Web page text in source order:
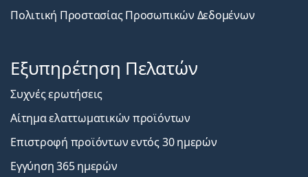
Πολιτική Προστασίας Προσωπικών Δεδομένων
Εξυπηρέτηση Πελατών
Συχνές ερωτήσεις
Αίτημα ελαττωματικών προϊόντων
Επιστροφή προϊόντων εντός 30 ημερών
Εγγύηση 365 ημερών